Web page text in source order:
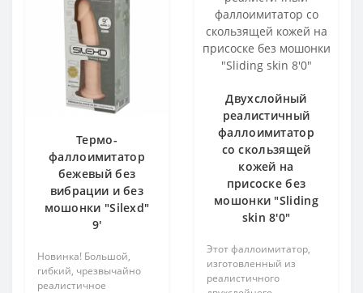
Термо-
фаллоимитатор
бежевый без
вибрации и без
мошонки "Silexd"
9'
Новинка! Большой,
гибкий, чрезвычайно
реалистичное
Двухслойный
реалистичный
фаллоимитатор
со скользящей
кожей на
присоске без
мошонки "Sliding
skin 8'0"
Этот фаллоимитатор,
изготовленный из
реалистичного